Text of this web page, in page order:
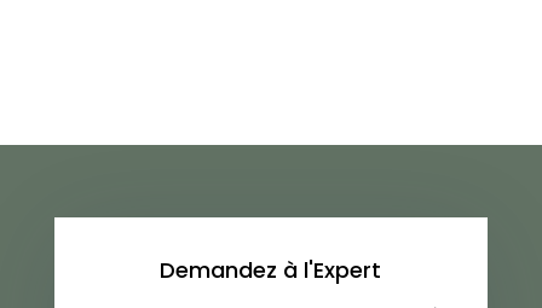
Demandez à l'Expert